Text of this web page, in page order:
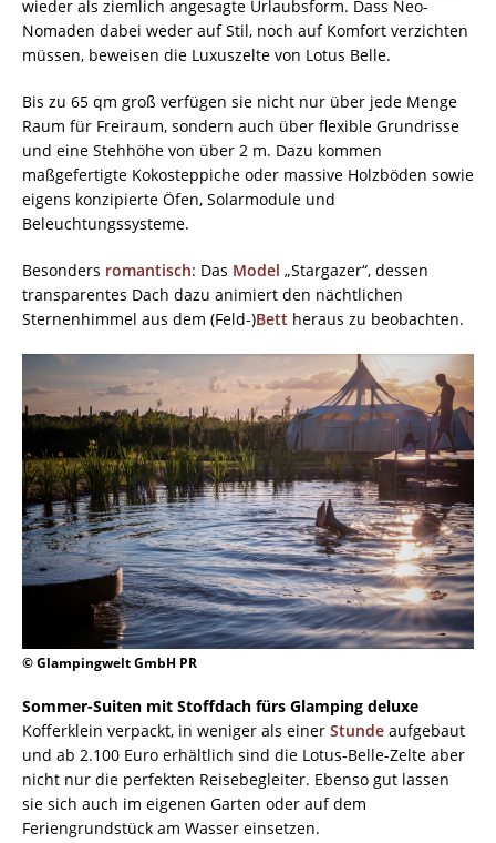
wieder als ziemlich angesagte Urlaubsform. Dass Neo-
Nomaden dabei weder auf Stil, noch auf Komfort verzichten
müssen, beweisen die Luxuszelte von Lotus Belle.
Bis zu 65 qm groß verfügen sie nicht nur über jede Menge
Raum für Freiraum, sondern auch über flexible Grundrisse
und eine Stehhöhe von über 2 m. Dazu kommen
maßgefertigte Kokosteppiche oder massive Holzböden sowie
eigens konzipierte Öfen, Solarmodule und
Beleuchtungssysteme.
Besonders romantisch: Das Model „Stargazer“, dessen
transparentes Dach dazu animiert den nächtlichen
Sternenhimmel aus dem (Feld-)Bett heraus zu beobachten.
© Glampingwelt GmbH PR
Sommer-Suiten mit Stoffdach fürs Glamping deluxe
Kofferklein verpackt, in weniger als einer Stunde aufgebaut
und ab 2.100 Euro erhältlich sind die Lotus-Belle-Zelte aber
nicht nur die perfekten Reisebegleiter. Ebenso gut lassen
sie sich auch im eigenen Garten oder auf dem
Feriengrundstück am Wasser einsetzen.